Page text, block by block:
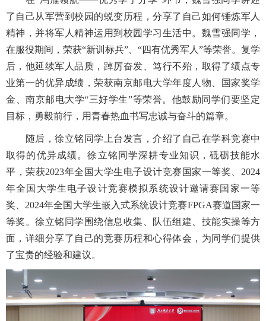
了自己从军营到校园的蜕变历程，分享了自己如何锤炼军人
精神，并将军人精神运用到校园学习生活中。魏雪强同学，
在服役期间，荣获“新训标兵”、“四有优秀军人”等荣誉。复学
后，他延续军人品质，踔厉奋发、笃行不殆，取得了绩点专
业第一的优异成绩，荣获南京邮电大学年度人物、国家奖学
金、南京邮电大学“三好学生”等荣誉。他鼓励同学们要坚定
目标，勇毅前行，用青春热血书写忠诚与奋斗的篇章。
随后，徐立铭同学上台发言，介绍了自己在学科竞赛中
取得的优异成绩。徐立铭同学深耕专业知识，砥砺技能水
平，荣获2023年全国大学生电子设计竞赛国家一等奖、2024
年全国大学生电子设计竞赛模拟系统设计邀请赛国家一等
奖、2024年全国大学生嵌入式系统设计竞赛FPGA赛道国家一
等奖。徐立铭同学围绕信息收集、队伍组建、技能实操等方
面，详细分享了自己的竞赛历程和心得体会，为同学们提供
了宝贵的经验和建议。